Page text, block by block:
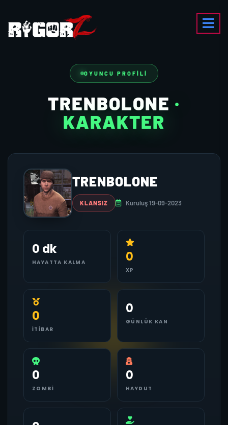
OYUNCU PROFILI
TRENBOLONE ·
KARAKTER
TRENBOLONE
KLANSIZ Kuruluş 19-09-2023
0 dk
HAYATTA KALMA 0
XP
0
İTIBAR
0
GÜNLÜK KAN
0
ZOMBI
0
HAYDUT